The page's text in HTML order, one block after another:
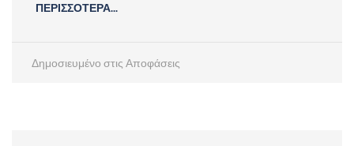
ΠΕΡΙΣΣΟΤΕΡΑ...
Δημοσιευμένο στις Αποφάσεις